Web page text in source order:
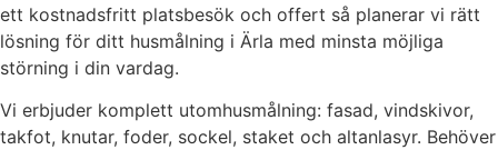
ett kostnadsfritt platsbesök och offert så planerar vi rätt
lösning för ditt husmålning i Ärla med minsta möjliga
störning i din vardag.
Vi erbjuder komplett utomhusmålning: fasad, vindskivor,
takfot, knutar, foder, sockel, staket och altanlasyr. Behöver